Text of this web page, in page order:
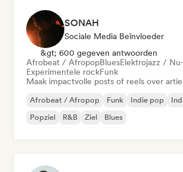
SONAH
Sociale Media Beïnvloeder
&gt; 600 gegeven antwoorden
Afrobeat / AfropopBluesElektrojazz /
Experimentele rockFunk
Maak impactvolle posts of reels over
Afrobeat / Afropop Funk Indie pop
Popziel
R&B Ziel Blues